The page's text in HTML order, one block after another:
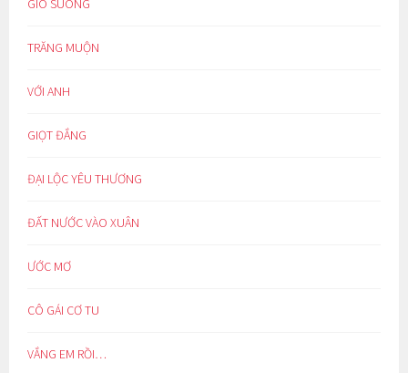
GIÓ SUÔNG
TRĂNG MUỘN
VỚI ANH
GIỌT ĐẮNG
ĐẠI LỘC YÊU THƯƠNG
ĐẤT NƯỚC VÀO XUÂN
ƯỚC MƠ
CÔ GÁI CƠ TU
VẮNG EM RỒI…